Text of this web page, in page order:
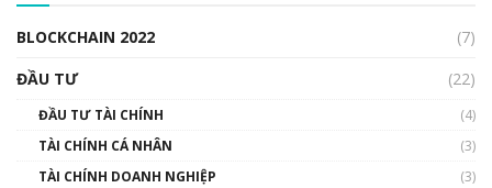
00:02:14
Nhìn lại năm 2022: Những sự kiện ảnh hưởng
đến hệ sinh thái tiền mã hoá | Phổ cập
BLOCKCHAIN 2022
(7)
ĐẦU TƯ
(22)
ĐẦU TƯ TÀI CHÍNH
(4)
TÀI CHÍNH CÁ NHÂN
(3)
TÀI CHÍNH DOANH NGHIỆP
(3)